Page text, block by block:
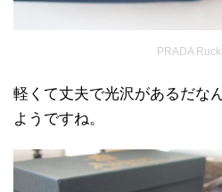
PRADA
軽くて丈夫で光沢があるだな
ようですね。